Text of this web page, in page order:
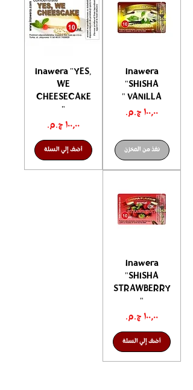
Inawera
"SHISHA
VANILLA "
السعر
نفذ من المخزن
Inawera "YES,
WE
CHEESECAKE
"
السعر
أضف إلي السلة
Inawera
"SHISHA
STRAWBERRY
"
السعر
أضف إلي السلة